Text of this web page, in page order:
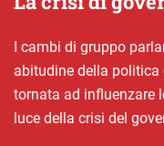
I cambi di gruppo
abitudine della politica
tornata ad influenzare
luce della crisi del